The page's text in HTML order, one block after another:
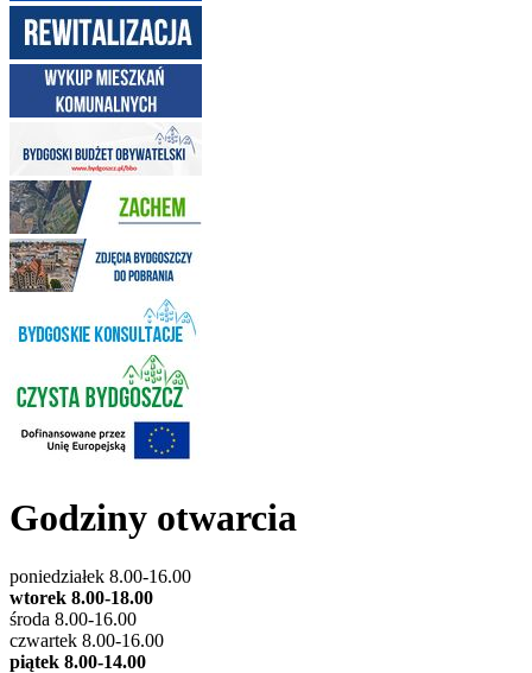
Godziny otwarcia
poniedziałek 8.00-16.00
wtorek 8.00-18.00
środa 8.00-16.00
czwartek 8.00-16.00
piątek 8.00-14.00